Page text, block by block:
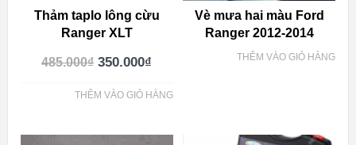
Thảm taplo lông cừu
Ranger XLT
485.000₫ 350.000₫
THÊM VÀO GIỎ HÀNG
Vè mưa hai màu Ford
Ranger 2012-2014
THÊM VÀO GIỎ HÀNG